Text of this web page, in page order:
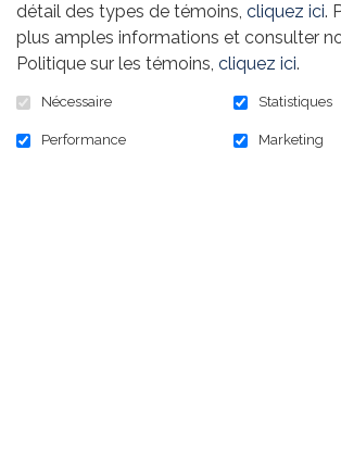
détail des types de témoins, cliquez ici.
plus amples informations et consulter
Politique sur les témoins, cliquez ici.
Nécessaire Statistiques
Performance Marketing